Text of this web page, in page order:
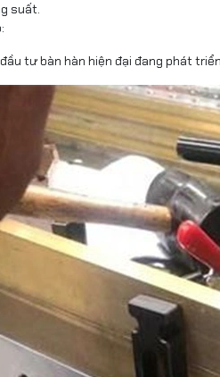
suất.
tư bàn hàn hiện đại đang phát